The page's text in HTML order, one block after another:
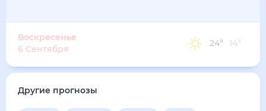
Воскресенье
6 Сентября
24° 14°
Другие прогнозы